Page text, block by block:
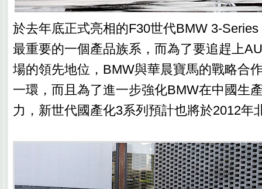
於去年底正式亮相的F30世代BMW 3-
最重要的一個產品族系，而為了要追趕上
場的領先地位，BMW與華晨寶馬的戰略合
一環，而且為了進一步強化BMW在中國生
力，新世代國產化3系列預計也將於2012年